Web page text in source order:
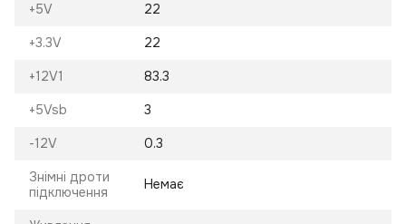
+5V 22
+3.3V 22
+12V1 83.3
+5Vsb 3
-12V 0.3
Знімні дроти
підключення
Немає